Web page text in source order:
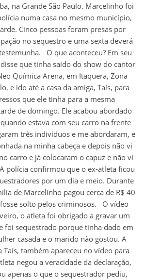
na Grande São Paulo. Marcelinho foi
numa casa no mesmo município,
Cinco pessoas foram presas por
no sequestro e uma sexta deverá
O que aconteceu? Em seu
que tinha saído do show do cantor
Química Arena, em Itaquera, Zona
e ido até a casa da amiga, Taís, para
que ele tinha para a mesma
de domingo. Ele acabou abordado
estava com seu carro na frente
três indivíduos e me abordaram, e
na minha cabeça e depois não vi
carro e já colocaram o capuz e não vi
polícia confirmou que o ex-atleta ficou
por um dia e meio. Durante
de Marcelinho pagou cerca de R$ 40
solto pelos criminosos. O vídeo
o atleta foi obrigado a gravar um
foi sequestrado porque tinha dado em
casada e o marido não gostou. A
Taís, também apareceu no vídeo para
negou a veracidade da declaração,
apenas o que o sequestrador pediu,